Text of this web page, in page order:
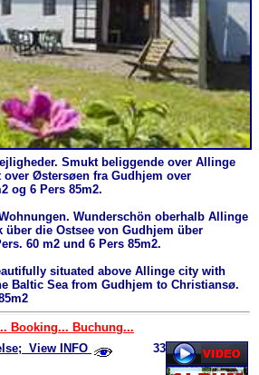
Smukt beliggende over Allinge
over Østersøen fra Gudhjem over
og 6 Pers 85m2.
Wunderschön oberhalb Allinge
die Ostsee von Gudhjem über
60 m2 und 6 Pers 85m2.
situated above Allinge city with
Baltic Sea from Gudhjem to Christiansø.
Booking... Buchung...
View INFO 33